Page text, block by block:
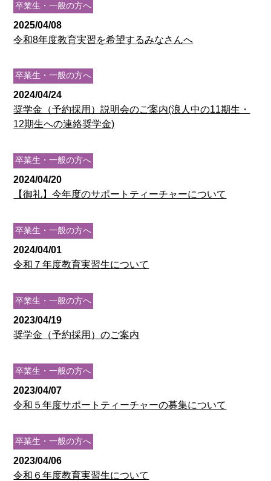
卒業生・一般の方へ
2025/04/08
令和8年度教育実習を希望するみなさんへ
卒業生・一般の方へ
2024/04/24
奨学金（予約採用）説明会のご案内(浪人中の11期生・
12期生への連絡奨学金)
卒業生・一般の方へ
2024/04/20
【御礼】今年度のサポートティーチャーについて
卒業生・一般の方へ
2024/04/01
令和７年度教育実習生について
卒業生・一般の方へ
2023/04/19
奨学金（予約採用）のご案内
卒業生・一般の方へ
2023/04/07
令和５年度サポートティーチャーの募集について
卒業生・一般の方へ
2023/04/06
令和６年度教育実習生について